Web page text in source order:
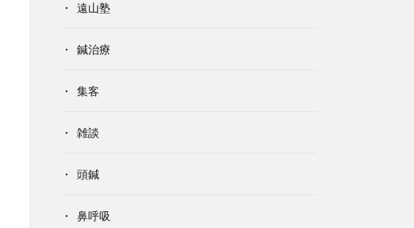
遠山塾
鍼治療
集客
雑談
頭鍼
鼻呼吸